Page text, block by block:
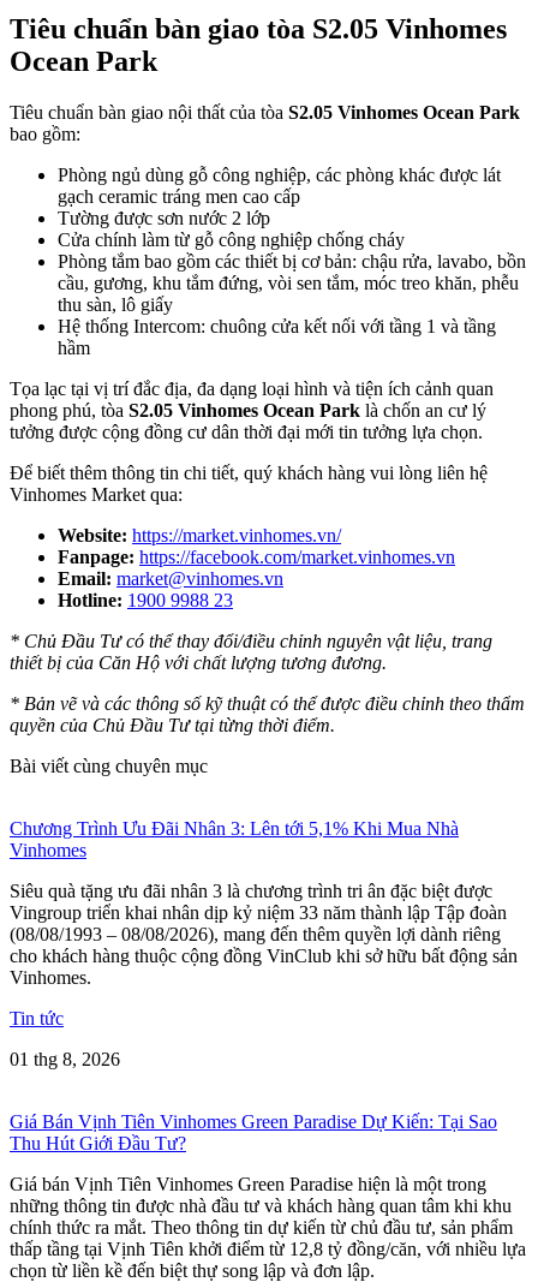
Tiêu chuẩn bàn giao tòa S2.05 Vinhomes
Ocean Park
Tiêu chuẩn bàn giao nội thất của tòa S2.05 Vinhomes Ocean Park
bao gồm:
Phòng ngủ dùng gỗ công nghiệp, các phòng khác được lát
gạch ceramic tráng men cao cấp
Tường được sơn nước 2 lớp
Cửa chính làm từ gỗ công nghiệp chống cháy
Phòng tắm bao gồm các thiết bị cơ bản: chậu rửa, lavabo, bồn
cầu, gương, khu tắm đứng, vòi sen tắm, móc treo khăn, phễu
thu sàn, lô giấy
Hệ thống Intercom: chuông cửa kết nối với tầng 1 và tầng
hầm
Tọa lạc tại vị trí đắc địa, đa dạng loại hình và tiện ích cảnh quan
phong phú, tòa S2.05 Vinhomes Ocean Park là chốn an cư lý
tưởng được cộng đồng cư dân thời đại mới tin tưởng lựa chọn.
Để biết thêm thông tin chi tiết, quý khách hàng vui lòng liên hệ
Vinhomes Market qua:
Website: https://market.vinhomes.vn/
Fanpage: https://facebook.com/market.vinhomes.vn
Email: market@vinhomes.vn
Hotline: 1900 9988 23
* Chủ Đầu Tư có thể thay đổi/điều chỉnh nguyên vật liệu, trang
thiết bị của Căn Hộ với chất lượng tương đương.
* Bản vẽ và các thông số kỹ thuật có thể được điều chỉnh theo thẩm
quyền của Chủ Đầu Tư tại từng thời điểm.
Bài viết cùng chuyên mục
Chương Trình Ưu Đãi Nhân 3: Lên tới 5,1% Khi Mua Nhà
Vinhomes
Siêu quà tặng ưu đãi nhân 3 là chương trình tri ân đặc biệt được
Vingroup triển khai nhân dịp kỷ niệm 33 năm thành lập Tập đoàn
(08/08/1993 – 08/08/2026), mang đến thêm quyền lợi dành riêng
cho khách hàng thuộc cộng đồng VinClub khi sở hữu bất động sản
Vinhomes.
Tin tức
01 thg 8, 2026
Giá Bán Vịnh Tiên Vinhomes Green Paradise Dự Kiến: Tại Sao
Thu Hút Giới Đầu Tư?
Giá bán Vịnh Tiên Vinhomes Green Paradise hiện là một trong
những thông tin được nhà đầu tư và khách hàng quan tâm khi khu
chính thức ra mắt. Theo thông tin dự kiến từ chủ đầu tư, sản phẩm
thấp tầng tại Vịnh Tiên khởi điểm từ 12,8 tỷ đồng/căn, với nhiều lựa
chọn từ liền kề đến biệt thự song lập và đơn lập.